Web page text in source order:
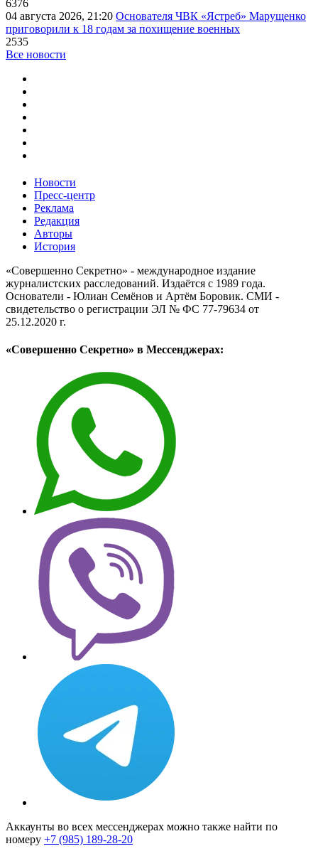
6376
04 августа 2026, 21:20 Основателя ЧВК «Ястреб» Марущенко
приговорили к 18 годам за похищение военных
2535
Все новости
Новости
Пресс-центр
Реклама
Редакция
Авторы
История
«Совершенно Секретно» - международное издание
журналистских расследований. Издаётся с 1989 года.
Основатели - Юлиан Семёнов и Артём Боровик. CМИ -
свидетельство о регистрации ЭЛ № ФС 77-79634 от
25.12.2020 г.
«Совершенно Секретно» в Мессенджерах:
Аккаунты во всех мессенджерах можно также найти по
номеру +7 (985) 189-28-20